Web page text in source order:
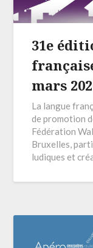
31e
mars
La langue
de promotion
Fédération
Bruxelles,
ludiques et